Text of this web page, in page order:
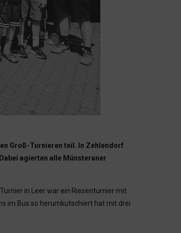
Groß-Turnieren teil. In Zehlendorf
agierten alle Münsteraner
in Leer war ein Riesenturnier mit
im Bus so herumkutschiert hat mit drei